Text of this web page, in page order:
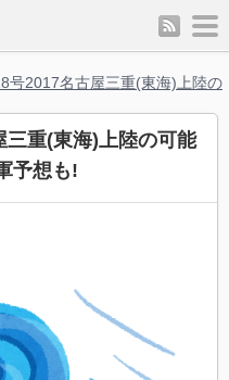
rss
号2017名古屋三重(東海)上陸の
三重(東海)上陸の可能
予想も!